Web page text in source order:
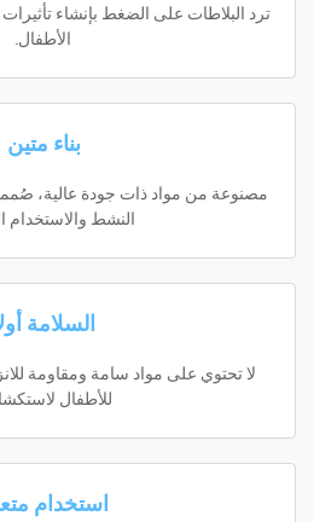
ترد البلاطات على الضغط بإنشاء تأثيرات
الأطفال.
بناء متين
مصنوعة من مواد ذات جودة عالية،
النشط والاستخدام
السلامة
لا تحتوي على مواد سامة ومقاومة
للأطفال
استخدام